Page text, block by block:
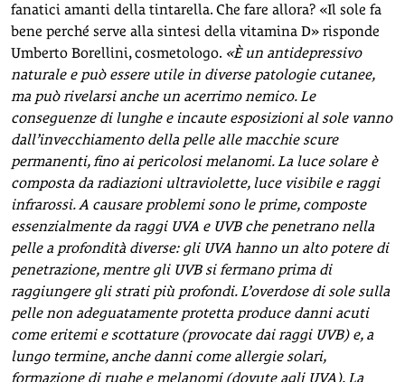
fanatici amanti della tintarella. Che fare allora? «Il sole fa
bene perché serve alla sintesi della vitamina D» risponde
Umberto Borellini, cosmetologo. «È un antidepressivo
naturale e può essere utile in diverse patologie cutanee,
ma può rivelarsi anche un acerrimo nemico. Le
conseguenze di lunghe e incaute esposizioni al sole vanno
dall’invecchiamento della pelle alle macchie scure
permanenti, fino ai pericolosi melanomi. La luce solare è
composta da radiazioni ultraviolette, luce visibile e raggi
infrarossi. A causare problemi sono le prime, composte
essenzialmente da raggi UVA e UVB che penetrano nella
pelle a profondità diverse: gli UVA hanno un alto potere di
penetrazione, mentre gli UVB si fermano prima di
raggiungere gli strati più profondi. L’overdose di sole sulla
pelle non adeguatamente protetta produce danni acuti
come eritemi e scottature (provocate dai raggi UVB) e, a
lungo termine, anche danni come allergie solari,
formazione di rughe e melanomi (dovute agli UVA). La